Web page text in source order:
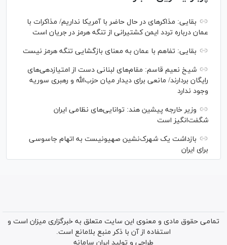
بقایی: مذاکره‎ای در حال حاضر با آمریکا نداریم/ مذاکرات با
عمان درباره تردد ایمن کشتیرانی از تنگه هرمز در جریان است
بقایی: تفاهم با عمان به معنای بازگشایی تنگه هرمز نیست
شیخ نعیم قاسم: مقام‌های لبنانی دست از امتیازدهی‌های
رایگان بردارند/ مانعی برای دیدار میان حزب‌الله و رهبری سوریه
وجود ندارد
وزیر خارجه پیشین هند: توانایی‌های نظامی ایران
شگفت‌انگیز است
بازداشت یک شهرک‌نشین صهیونیست به اتهام جاسوسی
برای ایران
تمامی حقوق مادی و معنوی این سایت متعلق به خبرگزاری میزان است و
استفاده از آن با ذکر منبع بلامانع است.
طراحی و تولید ایران سامانه